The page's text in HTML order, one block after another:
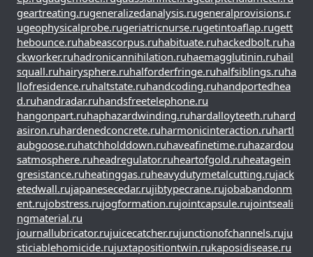
geartreating.rugeneralizedanalysis.rugeneralprovisions.r
ugeophysicalprobe.rugeriatricnurse.rugetintoaflap.rugett
hebounce.ruhabeascorpus.ruhabituate.ruhackedbolt.ruha
ckworker.ruhadronicannihilation.ruhaemagglutinin.ruhail
squall.ruhairysphere.ruhalforderfringe.ruhalfsiblings.ruha
llofresidence.ruhaltstate.ruhandcoding.ruhandportedhea
d.ruhandradar.ruhandsfreetelephone.ru
hangonpart.ruhaphazardwinding.ruhardalloyteeth.ruhard
asiron.ruhardenedconcrete.ruharmonicinteraction.ruhartl
aubgoose.ruhatchholddown.ruhaveafinetime.ruhazardou
satmosphere.ruheadregulator.ruheartofgold.ruheatagein
gresistance.ruheatinggas.ruheavydutymetalcutting.rujack
etedwall.rujapanesecedar.rujibtypecrane.rujobabandonm
ent.rujobstress.rujogformation.rujointcapsule.rujointseali
ngmaterial.ru
journallubricator.rujuicecatcher.rujunctionofchannels.ruju
sticiablehomicide.rujuxtapositiontwin.rukaposidisease.ru